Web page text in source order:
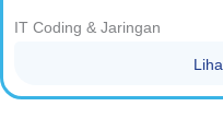
IT Coding & Jaringan